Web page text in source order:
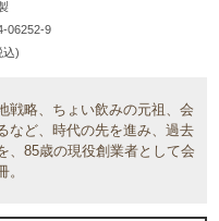
06252-9
込)
戦略、ちょい飲みの元祖、会
など、時代の先を進み、過去
、85歳の現役創業者として会